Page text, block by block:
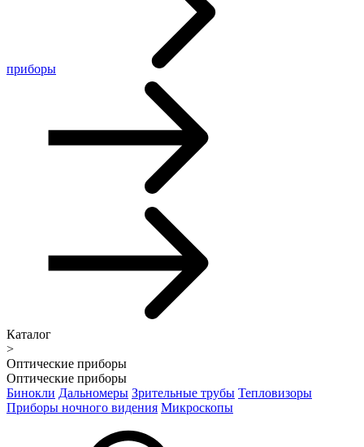
приборы
Каталог
>
Оптические приборы
Оптические приборы
Бинокли Дальномеры Зрительные трубы Тепловизоры
Приборы ночного видения Микроскопы